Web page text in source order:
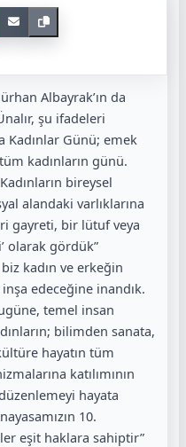
Albayrak’ın da
şu ifadeleri
Kadınlar Günü; emek
kadınların günü.
bireysel
alandaki varlıklarına
gayreti, bir lütuf veya
olarak gördük”
kadın ve erkeğin
edeceğine inandık.
temel insan
bilimden sanata,
hayatın tüm
katılımının
hayata
10.
eşit haklara sahiptir”